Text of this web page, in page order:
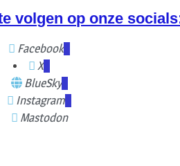
volgen op onze
Facebook
X
BlueSky
Instagram
Mastodon